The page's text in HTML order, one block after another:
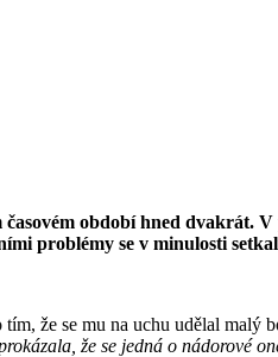
období hned dvakrát.
problémy se v minulosti
že se mu na uchu udělal
že se jedná o nádorové